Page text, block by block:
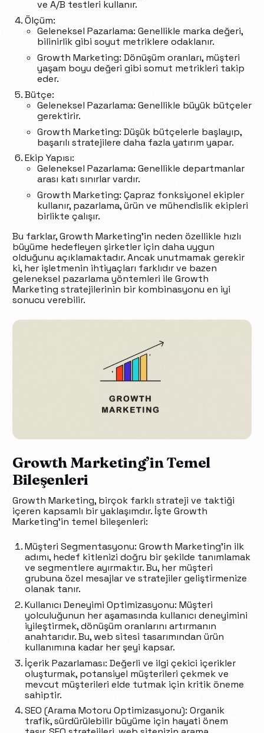
ve A/B testleri kullanır.
Ölçüm:
Geleneksel Pazarlama: Genellikle marka değeri,
bilinirlik gibi soyut metriklere odaklanır.
Growth Marketing: Dönüşüm oranları, müşteri
yaşam boyu değeri gibi somut metrikleri takip
eder.
Bütçe:
Geleneksel Pazarlama: Genellikle büyük bütçeler
gerektirir.
Growth Marketing: Düşük bütçelerle başlayıp,
başarılı stratejilere daha fazla yatırım yapar.
Ekip Yapısı:
Geleneksel Pazarlama: Genellikle departmanlar
arası katı sınırlar vardır.
Growth Marketing: Çapraz fonksiyonel ekipler
kullanır, pazarlama, ürün ve mühendislik ekipleri
birlikte çalışır.
Bu farklar, Growth Marketing’in neden özellikle hızlı
büyüme hedefleyen şirketler için daha uygun
olduğunu açıklamaktadır. Ancak unutmamak gerekir
ki, her işletmenin ihtiyaçları farklıdır ve bazen
geleneksel pazarlama yöntemleri ile Growth
Marketing stratejilerinin bir kombinasyonu en iyi
sonucu verebilir.
Growth Marketing’in Temel
Bileşenleri
Growth Marketing, birçok farklı strateji ve taktiği
içeren kapsamlı bir yaklaşımdır. İşte Growth
Marketing’in temel bileşenleri:
Müşteri Segmentasyonu: Growth Marketing’in ilk
adımı, hedef kitlenizi doğru bir şekilde tanımlamak
ve segmentlere ayırmaktır. Bu, her müşteri
grubuna özel mesajlar ve stratejiler geliştirmenize
olanak tanır.
Kullanıcı Deneyimi Optimizasyonu: Müşteri
yolculuğunun her aşamasında kullanıcı deneyimini
iyileştirmek, dönüşüm oranlarını artırmanın
anahtarıdır. Bu, web sitesi tasarımından ürün
kullanımına kadar her şeyi kapsar.
İçerik Pazarlaması: Değerli ve ilgi çekici içerikler
oluşturmak, potansiyel müşterileri çekmek ve
mevcut müşterileri elde tutmak için kritik öneme
sahiptir.
SEO (Arama Motoru Optimizasyonu): Organik
trafik, sürdürülebilir büyüme için hayati önem